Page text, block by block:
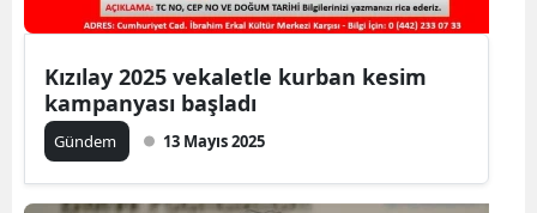
Kızılay 2025 vekaletle kurban kesim
kampanyası başladı
Gündem 13 Mayıs 2025